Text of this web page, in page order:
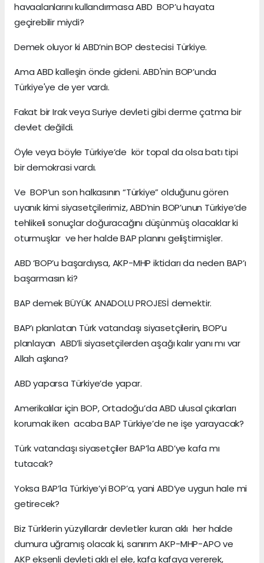
havaalanlarını kullandırmasa ABD BOP’u hayata
geçirebilir miydi?
Demek oluyor ki ABD’nin BOP destecisi Türkiye.
Ama ABD kalleşin önde gideni. ABD'nin BOP’unda
Türkiye'ye de yer vardı.
Fakat bir Irak veya Suriye devleti gibi derme çatma bir
devlet değildi.
Öyle veya böyle Türkiye’de kör topal da olsa batı tipi
bir demokrasi vardı.
Ve BOP’un son halkasının “Türkiye” olduğunu gören
uyanık kimi siyasetçilerimiz, ABD’nin BOP’unun Türkiye’de
tehlikeli sonuçlar doğuracağını düşünmüş olacaklar ki
oturmuşlar ve her halde BAP planını geliştirmişler.
ABD ‘BOP’u başardıysa, AKP-MHP iktidarı da neden BAP’ı
başarmasın ki?
BAP demek BÜYÜK ANADOLU PROJESİ demektir.
BAP’ı planlatan Türk vatandaşı siyasetçilerin, BOP’u
planlayan ABD’li siyasetçilerden aşağı kalır yanı mı var
Allah aşkına?
ABD yaparsa Türkiye’de yapar.
Amerikalılar için BOP, Ortadoğu’da ABD ulusal çıkarları
korumak iken acaba BAP Türkiye’de ne işe yarayacak?
Türk vatandaşı siyasetçiler BAP’la ABD’ye kafa mı
tutacak?
Yoksa BAP’la Türkiye’yi BOP’a, yani ABD’ye uygun hale mi
getirecek?
Biz Türklerin yüzyıllardır devletler kuran aklı her halde
dumura uğramış olacak ki, sanırım AKP-MHP-APO ve
AKP eksenli devleti aklı el ele, kafa kafaya vererek,